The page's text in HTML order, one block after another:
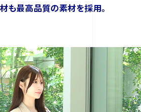
も最高品質の素材を採用。